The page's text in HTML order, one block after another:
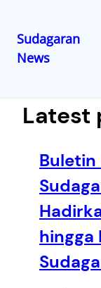
Lewati
Sudagaran
News
Latest
Buletin
hingga